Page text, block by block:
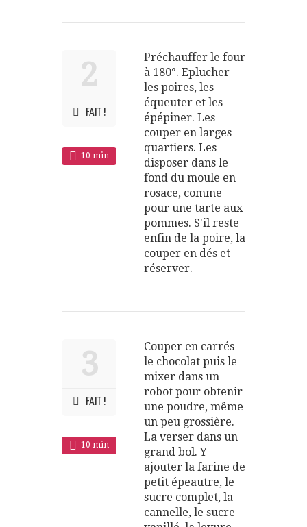
2
FAIT !
10 min
Préchauffer le four
à 180°. Eplucher
les poires, les
équeuter et les
épépiner. Les
couper en larges
quartiers. Les
disposer dans le
fond du moule en
rosace, comme
pour une tarte aux
pommes. S'il reste
enfin de la poire, la
couper en dés et
réserver.
3
FAIT !
10 min
Couper en carrés
le chocolat puis le
mixer dans un
robot pour obtenir
une poudre, même
un peu grossière.
La verser dans un
grand bol. Y
ajouter la farine de
petit épeautre, le
sucre complet, la
cannelle, le sucre